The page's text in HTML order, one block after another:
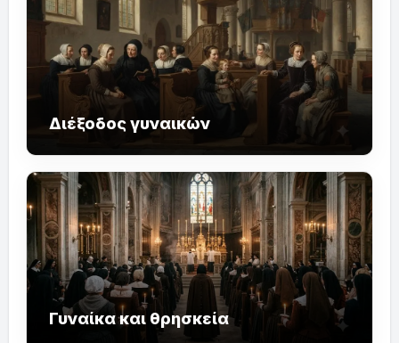
Διέξοδος γυναικών
Γυναίκα και θρησκεία